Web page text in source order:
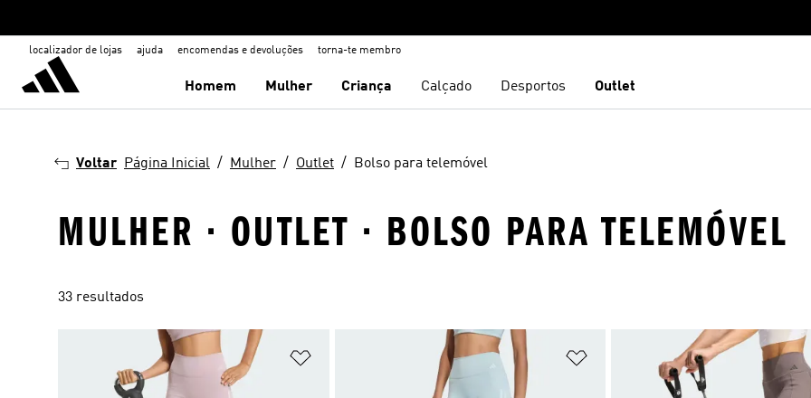
localizador de lojas ajuda encomendas e devoluções torna-te membro
Homem Mulher Criança Calçado Desportos Outlet
Voltar Página Inicial Mulher Outlet Bolso para telemóvel
MULHER · OUTLET · BOLSO PARA TELEMÓVEL
33 resultados
Adicionar à Lista de Desejos Adicionar à Lista de Desejos